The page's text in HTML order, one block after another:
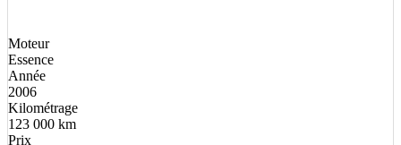
Moteur
Essence
Année
2006
Kilométrage
123 000 km
Prix